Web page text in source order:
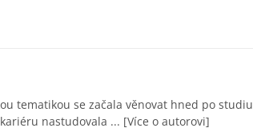
tematikou se začala věnovat hned po studiu
nastudovala ... [Více o autorovi]